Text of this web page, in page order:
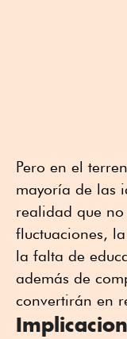
Pero en el
mayoría de las
realidad que no
fluctuaciones,
la falta de
además de
convertirán en